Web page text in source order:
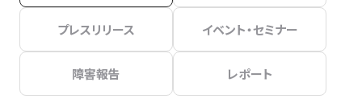
プレスリリース イベント・セミナー
障害報告 レポート